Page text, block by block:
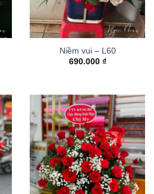
Niềm vui – L60
690.000 ₫